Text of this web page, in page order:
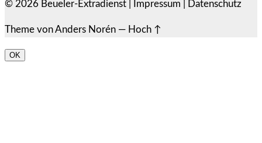
© 2026 Beueler-Extradienst Impressum Datenschutz
Theme vonAnders Norén — Hoch ↑
OK